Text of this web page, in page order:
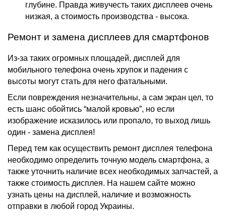
глубине. Правда живучесть таких дисплеев очень
низкая, а стоимость производства - высока.
Ремонт и замена дисплеев для смартфонов
Из-за таких огромных площадей, дисплей для
мобильного телефона очень хрупок и падения с
высоты могут стать для него фатальными.
Если повреждения незначительны, а сам экран цел, то
есть шанс обойтись “малой кровью”, но если
изображение исказилось или пропало, то выход лишь
один - замена дисплея!
Перед тем как осуществить ремонт дисплея телефона
необходимо определить точную модель смартфона, а
также уточнить наличие всех необходимых запчастей, а
также стоимость дисплея. На нашем сайте можно
узнать цены на дисплей, наличие и возможность
отправки в любой город Украины.